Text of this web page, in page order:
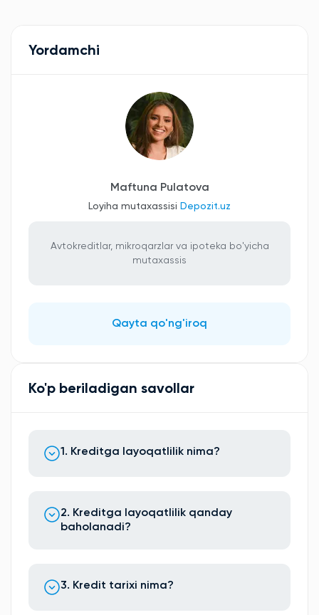
Yordamchi
Maftuna Pulatova
Loyiha mutaxassisi Depozit.uz
Avtokreditlar, mikroqarzlar va ipoteka bo'yicha
mutaxassis
Qayta qo'ng'iroq
Ko'p beriladigan savollar
1. Kreditga layoqatlilik nima?
2. Kreditga layoqatlilik qanday
baholanadi?
3. Kredit tarixi nima?